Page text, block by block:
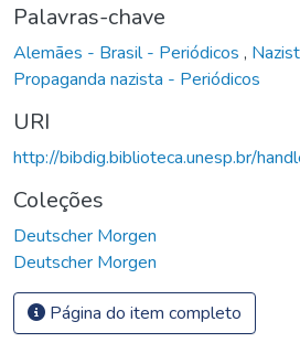
Palavras-chave
Alemães - Brasil - Periódicos ,
Propaganda nazista - Periódicos
URI
http://bibdig.biblioteca.unesp.br/
Coleções
Deutscher Morgen
Deutscher Morgen
Página do item completo